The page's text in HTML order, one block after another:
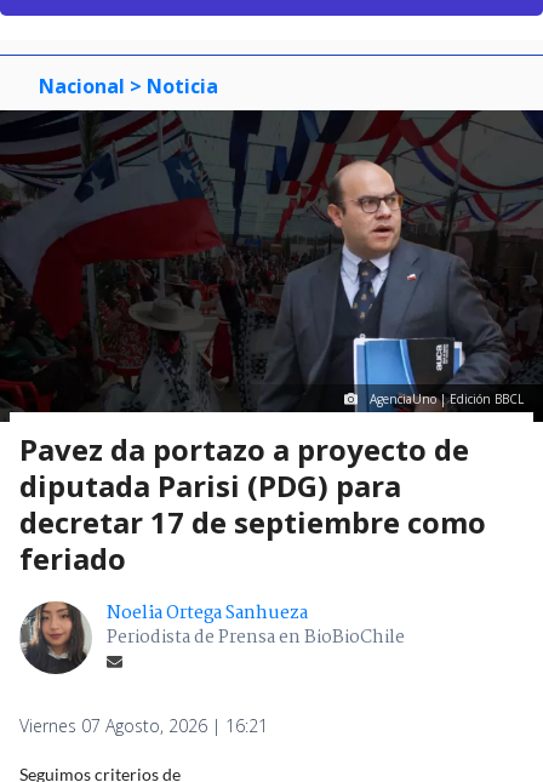
Nacional > Noticia
AgenciaUno | Edición BBCL
Pavez da portazo a proyecto de
diputada Parisi (PDG) para
decretar 17 de septiembre como
feriado
Noelia Ortega Sanhueza
Periodista de Prensa en BioBioChile
Viernes 07 Agosto, 2026 | 16:21
Seguimos criterios de